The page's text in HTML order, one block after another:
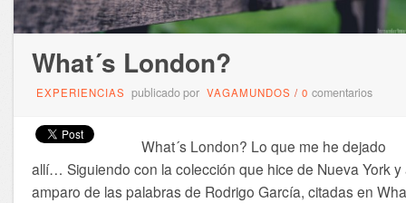
What´s London?
EXPERIENCIAS publicado por VAGAMUNDOS / 0 comentarios
What´s London? Lo que me he dejado
allí… Siguiendo con la colección que hice de Nueva York y
amparo de las palabras de Rodrigo García, citadas en